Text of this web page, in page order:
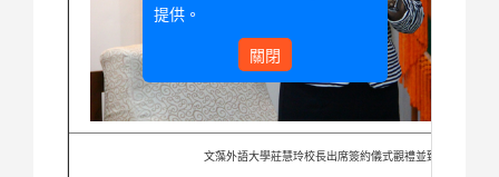
文藻外語大學莊慧玲校長出席簽約儀式觀禮並致詞
提供。
關閉